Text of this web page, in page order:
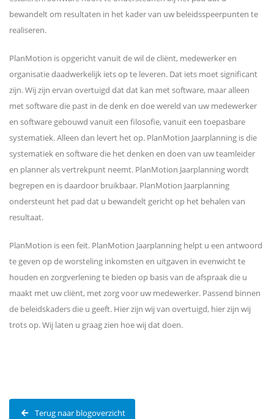
bewandelt om resultaten in het kader van uw beleidsspeerpunten te
realiseren.
PlanMotion is opgericht vanuit de wil de cliënt, medewerker en
organisatie daadwerkelijk iets op te leveren. Dat iets moet significant
zijn. Wij zijn ervan overtuigd dat dat kan met software, maar alleen
met software die past in de denk en doe wereld van uw medewerker
en software gebouwd vanuit een filosofie, vanuit een toepasbare
systematiek. Alleen dan levert het op. PlanMotion Jaarplanning is die
systematiek en software die het denken en doen van uw teamleider
en planner als vertrekpunt neemt. PlanMotion Jaarplanning wordt
begrepen en is daardoor bruikbaar. PlanMotion Jaarplanning
ondersteunt het pad dat u bewandelt gericht op het behalen van
resultaat.
PlanMotion is een feit. PlanMotion Jaarplanning helpt u een antwoord
te geven op de worsteling inkomsten en uitgaven in evenwicht te
houden en zorgverlening te bieden op basis van de afspraak die u
maakt met uw cliënt, met zorg voor uw medewerker. Passend binnen
de beleidskaders die u geeft. Hier zijn wij van overtuigd, hier zijn wij
trots op. Wij laten u graag zien hoe wij dat doen.
Terug naar blogoverzicht